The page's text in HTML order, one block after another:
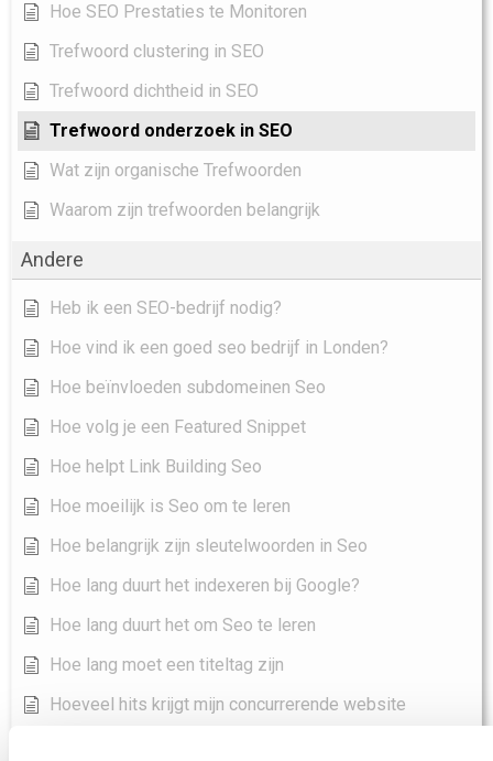
Hoe SEO Prestaties te Monitoren
Trefwoord clustering in SEO
Trefwoord dichtheid in SEO
Trefwoord onderzoek in SEO
Wat zijn organische Trefwoorden
Waarom zijn trefwoorden belangrijk
Andere
Heb ik een SEO-bedrijf nodig?
Hoe vind ik een goed seo bedrijf in Londen?
Hoe beïnvloeden subdomeinen Seo
Hoe volg je een Featured Snippet
Hoe helpt Link Building Seo
Hoe moeilijk is Seo om te leren
Hoe belangrijk zijn sleutelwoorden in Seo
Hoe lang duurt het indexeren bij Google?
Hoe lang duurt het om Seo te leren
Hoe lang moet een titeltag zijn
Hoeveel hits krijgt mijn concurrerende website